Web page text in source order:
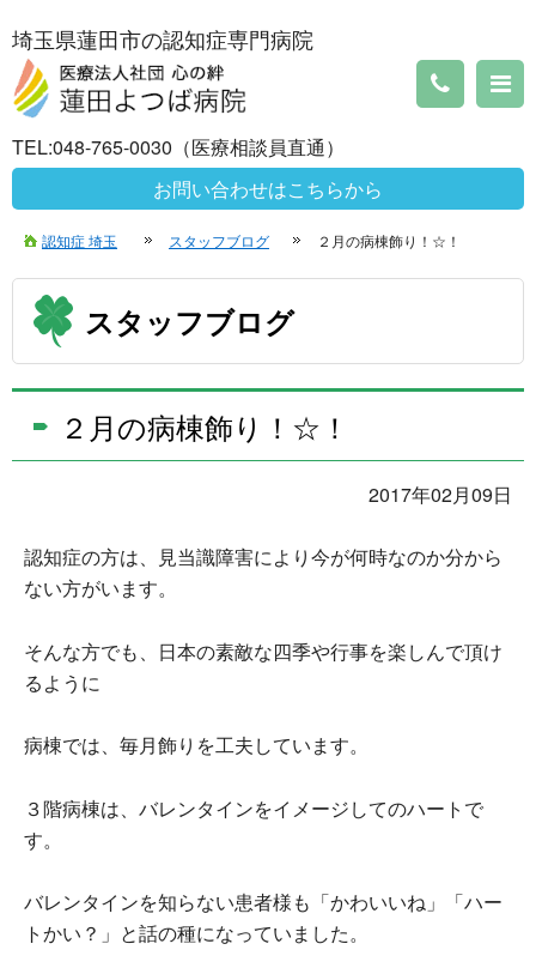
埼玉県蓮田市の認知症専門病院
TEL:048-765-0030（医療相談員直通）
お問い合わせはこちらから
認知症 埼玉 スタッフブログ ２月の病棟飾り！☆！
スタッフブログ
２月の病棟飾り！☆！
2017年02月09日
認知症の方は、見当識障害により今が何時なのか分から
ない方がいます。
そんな方でも、日本の素敵な四季や行事を楽しんで頂け
るように
病棟では、毎月飾りを工夫しています。
３階病棟は、バレンタインをイメージしてのハートで
す。
バレンタインを知らない患者様も「かわいいね」「ハー
トかい？」と話の種になっていました。